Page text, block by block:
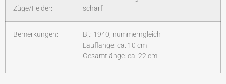
Züge/Felder:
scharf
Bemerkungen:
Bj.: 1940, nummerngleich
Lauflänge: ca. 10 cm
Gesamtlänge: ca. 22 cm